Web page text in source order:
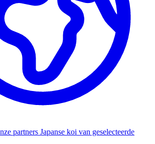
partners Japanse koi van geselecteerde